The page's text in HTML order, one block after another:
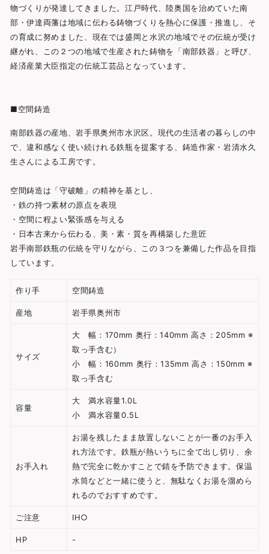
物づくりが発達してきました。江戸時代、陸奥国を治めていた南
部・伊達両藩は地域に伝わる鋳物づくりを熱心に保護・推進し、そ
の育成に努めました、現在では盛岡と水沢の地域でその伝統が受け
継がれ、この２つの地域で生産された鋳物を「南部鉄器」と呼び、
経済産業大臣指定の伝統工芸品となっています。
■空間鋳造
南部鉄器の産地、岩手県奥州市水沢区。現代の生活者の暮らしの中
で、違和感なく使い続けれる鉄瓶を提案する、鋳造作家・岩清水久
生さんによる工房です。
空間鋳造は「守破離」の精神を基とし、
・鉄の持つ素材の原点を表現
・空間に程よい緊張感を与える
・日本古来から伝わる、美・素・質を再構築した意匠
岩手南部鉄瓶の伝統を守りながら、この３つを兼備した作品を目指
しています。
作り手 空間鋳造
産地 岩手県奥州市
サイズ
大幅：170mm 奥行：140mm 高さ：205mm ※
取っ手含む）
小幅：160mm 奥行：135mm 高さ：150mm ※
取っ手含む
容量
大 満水容量1.0L
小満水容量0.5L
お手入れ
お湯を残したまま放置しないことが一番のお手入
れ方法です。鉄瓶が熱いうちに全て出し切り、余
熱で完全に乾かすことで錆を予防できます。保温
水筒などと一緒に使うと、無駄なくお湯を溜めら
れるのでおすすめです。
ご注意 IH○
HP -